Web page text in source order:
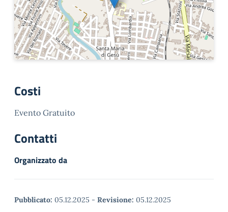
Costi
Evento Gratuito
Contatti
Organizzato da
Pubblicato: 05.12.2025 - Revisione: 05.12.2025